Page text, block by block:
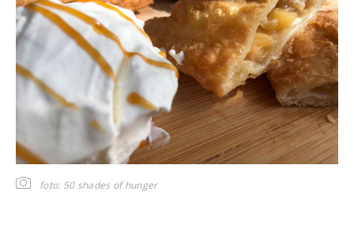
foto: 50 shades of hunger